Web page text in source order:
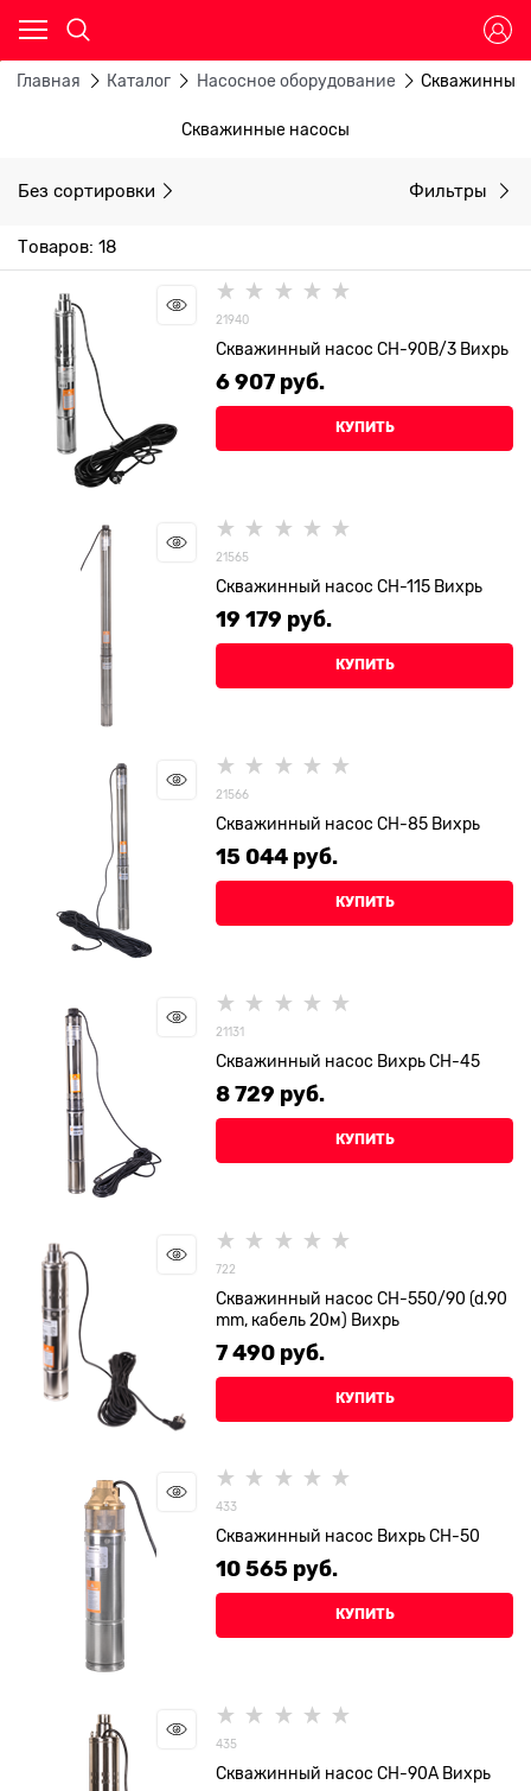
Главная Каталог Насосное оборудование Скважинные
Скважинные насосы
Без сортировки Фильтры
Товаров: 18
21940
Скважинный насос СН-90B/3 Вихрь
6 907 руб.
КУПИТЬ
21565
Скважинный насос СН-115 Вихрь
19 179 руб.
КУПИТЬ
21566
Скважинный насос СН-85 Вихрь
15 044 руб.
КУПИТЬ
21131
Скважинный насос Вихрь СН-45
8 729 руб.
КУПИТЬ
722
Скважинный насос СН-550/90 (d.90
mm, кабель 20м) Вихрь
7 490 руб.
КУПИТЬ
433
Скважинный насос Вихрь СН-50
10 565 руб.
КУПИТЬ
435
Скважинный насос СН-90А Вихрь